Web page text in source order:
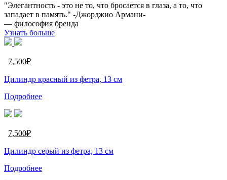
"Элегантность - это не то, что бросается в глаза, а то, что
западает в память." -Джорджио Армани-
— философия бренда
Узнать больше
7,500₽
Цилиндр красный из фетра, 13 см
Подробнее
7,500₽
Цилиндр серый из фетра, 13 см
Подробнее